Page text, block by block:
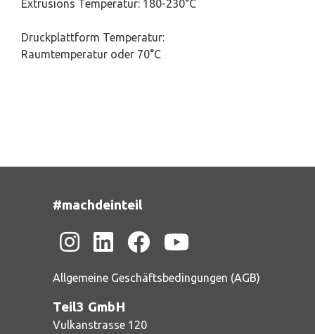
Extrusions Temperatur: 180-230°C
Druckplattform Temperatur:
Raumtemperatur oder 70°C
#machdeinteil
Allgemeine Geschäftsbedingungen (AGB)
Teil3 GmbH
Vulkanstrasse 120